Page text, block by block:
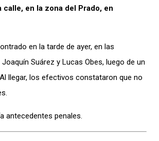
calle, en la zona del Prado, en
en la tarde de ayer, en las
Suárez y Lucas Obes, luego de un
llegar, los efectivos constataron que no
antecedentes penales.